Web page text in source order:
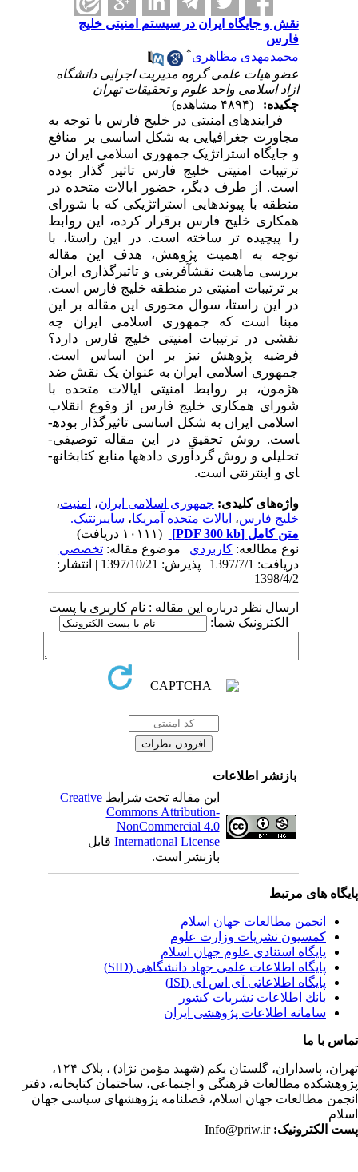
نقش و جایگاه ایران در سیستم امنیتی خلیج
فارس
محمدمهدی مظاهری*
عضو هیات علمی گروه مدیریت اجرایی دانشگاه
ازاد اسلامی واحد علوم و تحقیقات تهران
چکیده:
فرایندهای امنیتی در خلیج فارس با توجه به
مجاورت جغرافیایی به شکل اساسی بر منافع
و جایگاه استراتژیک جمهوری اسلامی ایران در
ترتیبات امنیتی خلیج فارس تاثیر گذار بوده
است. از طرف دیگر، حضور ایالات متحده در
منطقه با پیوندهایی استراتژیکی که با شورای
همکاری خلیج فارس برقرارکرده، این روابط
را پیچیده تر ساخته است. در این راستا، با
توجه به اهمیت پژوهش، هدف این مقاله
بررسی ماهیت نقش­آفرینی و تاثیرگذاری ایران
بر ترتیبات امنیتی در منطقه خلیج فارس است.
در این راستا، سوال محوری این مقاله بر این
مبنا است که جمهوری اسلامی ایران چه
نقشی در ترتیبات امنیتی خلیج فارس دارد؟
فرضیه پژوهش نیز بر این اساس است.
جمهوری اسلامی ایران به عنوان یک نقش ضد
هژمون، بر روابط امنیتی ایالات متحده با
شورای همکاری خلیج فارس از وقوع انقلاب
اسلامی ایران به شکل اساسی تاثیرگذار بوده­
است. روش تحقیق در این مقاله توصیفی-
تحلیلی و روش گردآوری داده­ها منابع کتابخانه­
ای و اینترنتی است.
واژه‌های کلیدی:جمهوری اسلامی ایران ،امنیت،
خلیج فارس،ایالات متحده آمریکا،سایبرنتیک.
متن کامل[PDF 300 kb]
نوع مطالعه:كاربردي| موضوع مقاله:تخصصي
دریافت: 1397/7/1 | پذیرش: 1397/10/21 | انتشار:
1398/4/2
ارسال نظر درباره این مقاله : نام کاربری یا پست
الکترونیک شما:
بازنشر اطلاعات
این مقاله تحت شرایطCreative
Commons Attribution-
NonCommercial 4.0
International Licenseقابل
بازنشر است.
های مرتبط
انجمن مطالعات جهان اسلام
کمسیون نشریات وزارت علوم
پايگاه استنادي علوم جهان اسلام
پایگاه اطلاعات علمی جهاد دانشگاهی (SID)
پایگاه اطلاعاتی آی اس آی (ISI)
بانك اطلاعات نشريات كشور
سامانه اطلاعات پژوهشی ایران
با ما
پاسداران، گلستان یکم (شهید مؤمن نژاد) ، پلاک ۱۲۴،
مطالعات فرهنگی و اجتماعی، ساختمان کتابخانه، دفتر
مطالعات جهان اسلام، فصلنامه پژوهشهای سیاسی جهان
الکترونیک:Info@priw.ir